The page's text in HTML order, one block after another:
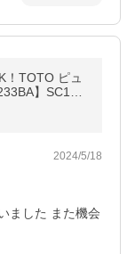
！TOTO ピュ
】SC1パ
排水芯120
2024/5/18
ました また機会